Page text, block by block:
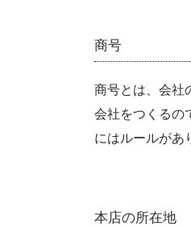
商号
商号とは、会社
会社をつくるの
にはルールがあ
本店の所在地